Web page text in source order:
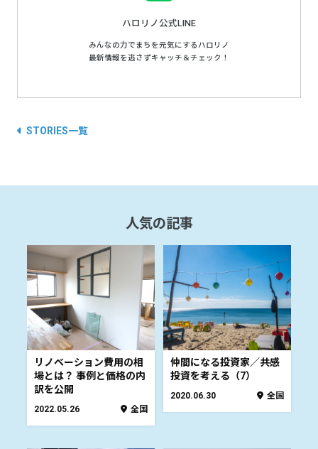
ハロリノ公式LINE
みんなの力でまちを元気にするハロリノ
最新情報を逃さずキャッチ＆チェック！
STORIES一覧
人気の記事
リノベーション費用の相
場とは？ 事例と価格の内
訳を公開
2022.05.26 全国
仲間になる投資家／共感
投資を考える（7）
2020.06.30 全国